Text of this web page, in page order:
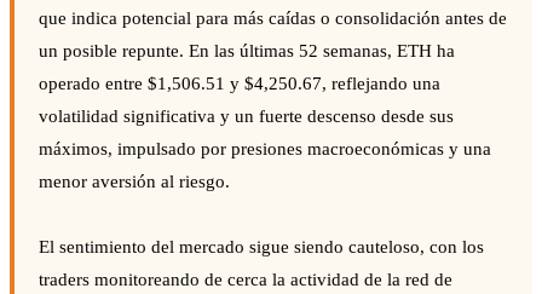
que indica potencial para más caídas o consolidación antes de
un posible repunte. En las últimas 52 semanas, ETH ha
operado entre $1,506.51 y $4,250.67, reflejando una
volatilidad significativa y un fuerte descenso desde sus
máximos, impulsado por presiones macroeconómicas y una
menor aversión al riesgo.
El sentimiento del mercado sigue siendo cauteloso, con los
traders monitoreando de cerca la actividad de la red de